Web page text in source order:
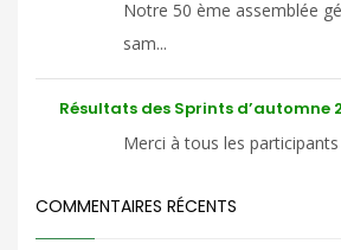
Notre 50 ème assemblée
sam...
Résultats des Sprints d’automne
Merci à tous les
COMMENTAIRES RÉCENTS